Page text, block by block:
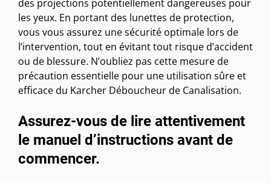
des projections potentiellement dangereuses pour
les yeux. En portant des lunettes de protection,
vous vous assurez une sécurité optimale lors de
l’intervention, tout en évitant tout risque d’accident
ou de blessure. N’oubliez pas cette mesure de
précaution essentielle pour une utilisation sûre et
efficace du Karcher Déboucheur de Canalisation.
Assurez-vous de lire attentivement
le manuel d’instructions avant de
commencer.